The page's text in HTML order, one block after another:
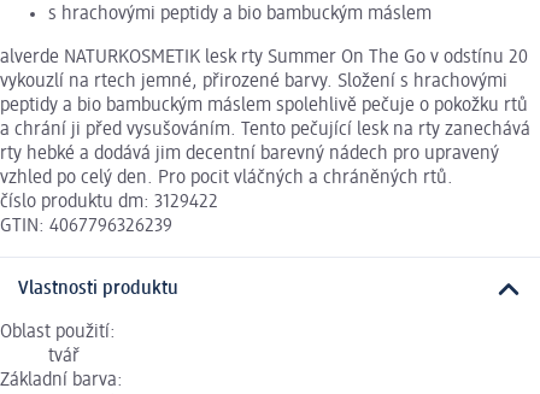
s hrachovými peptidy a bio bambuckým máslem
alverde NATURKOSMETIK lesk rty Summer On The Go v odstínu 20
vykouzlí na rtech jemné, přirozené barvy. Složení s hrachovými
peptidy a bio bambuckým máslem spolehlivě pečuje o pokožku rtů
a chrání ji před vysušováním. Tento pečující lesk na rty zanechává
rty hebké a dodává jim decentní barevný nádech pro upravený
vzhled po celý den. Pro pocit vláčných a chráněných rtů.
číslo produktu dm: 3129422
GTIN: 4067796326239
Vlastnosti produktu
Oblast použití:
tvář
Základní barva: